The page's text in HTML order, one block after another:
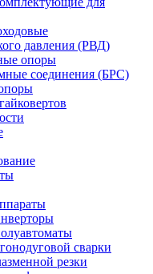
давления (РВД)
опоры
соединения (БРС)
сварки
резки